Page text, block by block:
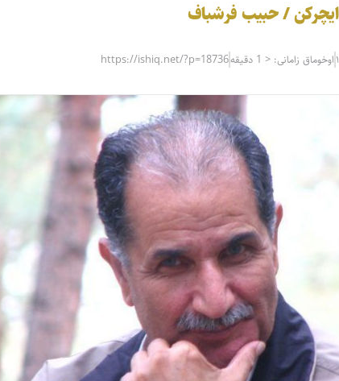
/ حبیب فرشباف
اوخوماق زامانی: < 1 دقیقه https://ishiq.net/?p=18736